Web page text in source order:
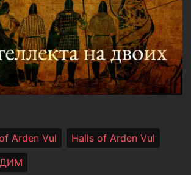
Arden Vul
Halls of Arden Vul